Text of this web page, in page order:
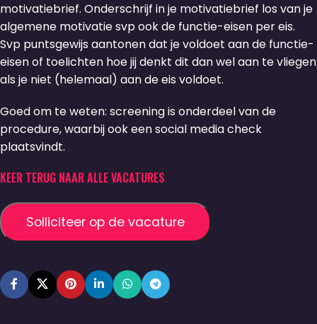
motivatiebrief. Onderschrijf in je motivatiebrief los van je
algemene motivatie svp ook de functie-eisen per eis.
Svp puntsgewijs aantonen dat je voldoet aan de functie-
eisen of toelichten hoe jij denkt dit dan wel aan te vliegen
als je niet (helemaal) aan de eis voldoet.
Goed om te weten: screening is onderdeel van de
procedure, waarbij ook een social media check
plaatsvindt.
KEER TERUG NAAR ALLE VACATURES